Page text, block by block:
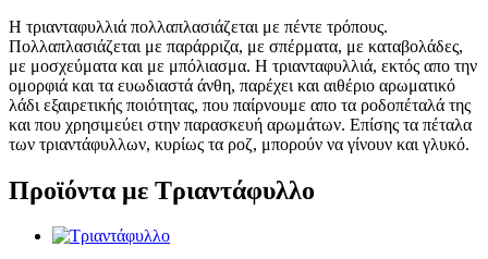
Η τριανταφυλλιά πολλαπλασιάζεται με πέντε τρόπους.
Πολλαπλασιάζεται με παράρριζα, με σπέρματα, με καταβολάδες,
με μοσχεύματα και με μπόλιασμα. Η τριανταφυλλιά, εκτός απο την
ομορφιά και τα ευωδιαστά άνθη, παρέχει και αιθέριο αρωματικό
λάδι εξαιρετικής ποιότητας, που παίρνουμε απο τα ροδοπέταλά της
και που χρησιμεύει στην παρασκευή αρωμάτων. Επίσης τα πέταλα
των τριαντάφυλλων, κυρίως τα ροζ, μπορούν να γίνουν και γλυκό.
Προϊόντα με Τριαντάφυλλο